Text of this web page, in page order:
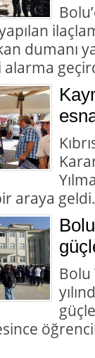
dumanı
alarma
araya geldi.